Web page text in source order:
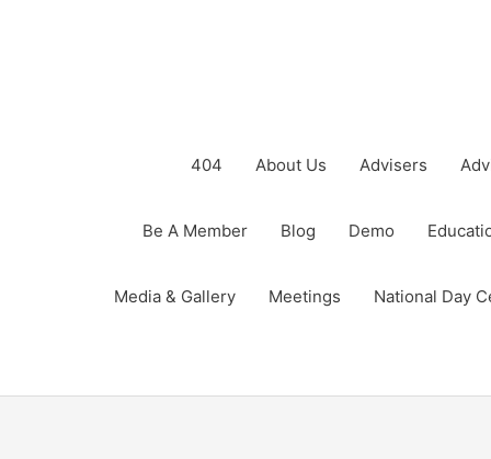
404 About Us Advisers
Be A Member Blog Demo
Media & Gallery Meetings National Day